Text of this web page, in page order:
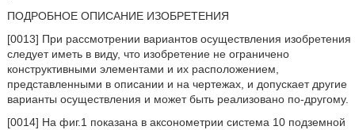
ПОДРОБНОЕ ОПИСАНИЕ ИЗОБРЕТЕНИЯ
[0013] При рассмотрении вариантов осуществления изобретения
следует иметь в виду, что изобретение не ограничено
конструктивными элементами и их расположением,
представленными в описании и на чертежах, и допускает другие
варианты осуществления и может быть реализовано по-другому.
[0014] На фиг.1 показана в аксонометрии система 10 подземной